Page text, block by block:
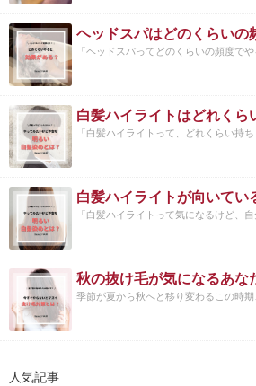
「ヘッドスパってどのくらいの頻度で
「白髪ハイライトって、どれくらい持
「白髪ハイライトって気になるけど、
季節が夏から秋へと移り変わるこの時期
人気記事